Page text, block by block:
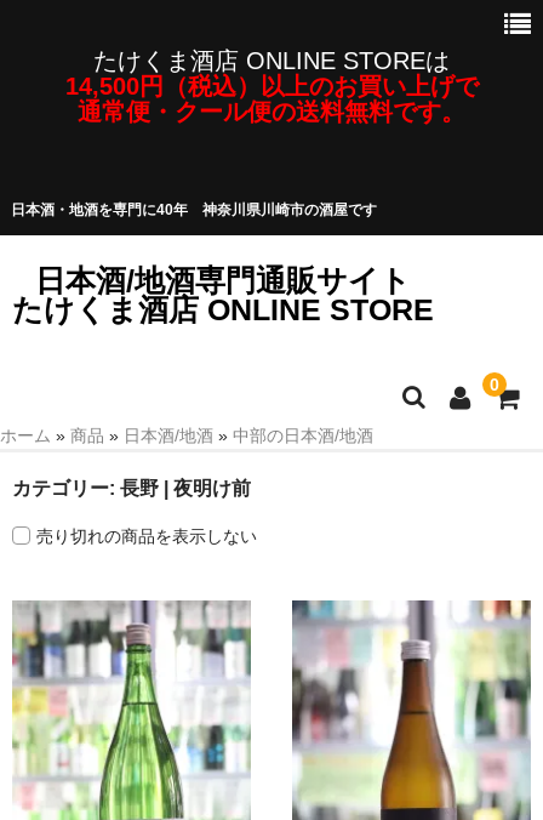
たけくま酒店 ONLINE STOREは
14,500円（税込）以上のお買い上げで
通常便・クール便の送料無料です。
日本酒・地酒を専門に40年 神奈川県川崎市の酒屋です
日本酒/地酒専門通販サイト
たけくま酒店 ONLINE STORE
0
ワイン
和リキュール・梅酒
おつまみなど
ご利用案内
ホーム » 商品 » 日本酒/地酒 » 中部の日本酒/地酒
カテゴリー: 長野 | 夜明け前
売り切れの商品を表示しない